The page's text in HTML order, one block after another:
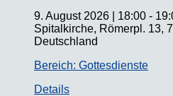
9. August 2026
18:00 -
Spitalkirche, Römerpl. 13,
Deutschland
Bereich: Gottesdienste
Details